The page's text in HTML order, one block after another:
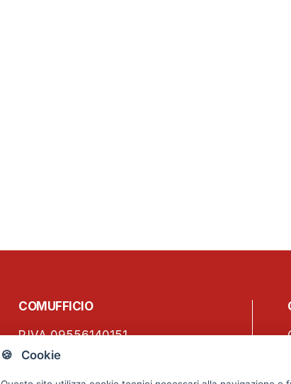
🍪 Cookie
COMUFFICIO
P.IVA 09556140151
C.F. 01796460150
Viale Papiniano, 45 – 20123 Milano